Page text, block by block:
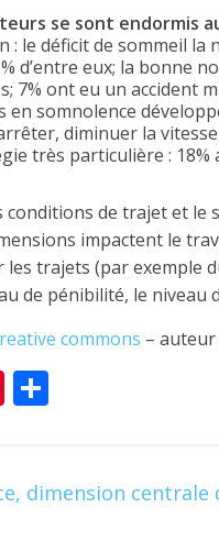
se sont endormis
: le déficit de sommeil la
d’entre eux; la bonne
7% ont eu un accident
en somnolence
diminuer la
très particulière :
conditions de trajet et le
impactent le
trajets (par exemple
de pénibilité, le
commons – auteur
Pi
e g
dimension centrale